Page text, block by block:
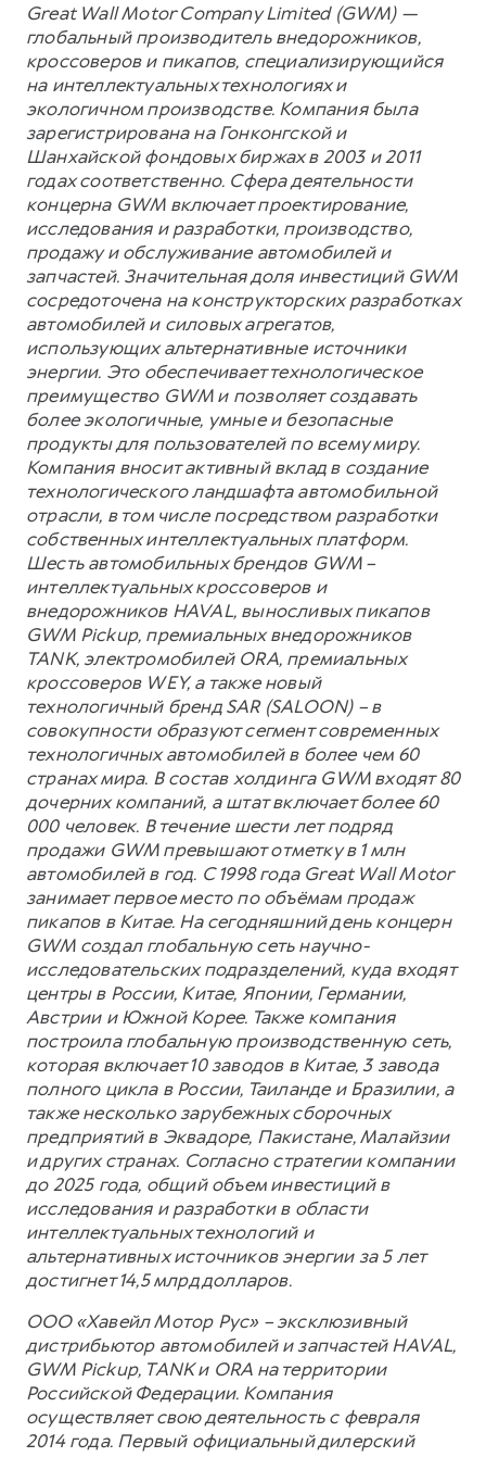
Great Wall Motor Company Limited (GWM) —
глобальный производитель внедорожников,
кроссоверов и пикапов, специализирующийся
на интеллектуальных технологиях и
экологичном производстве. Компания была
зарегистрирована на Гонконгской и
Шанхайской фондовых биржах в 2003 и 2011
годах соответственно. Сфера деятельности
концерна GWM включает проектирование,
исследования и разработки, производство,
продажу и обслуживание автомобилей и
запчастей. Значительная доля инвестиций GWM
сосредоточена на конструкторских разработках
автомобилей и силовых агрегатов,
использующих альтернативные источники
энергии. Это обеспечивает технологическое
преимущество GWM и позволяет создавать
более экологичные, умные и безопасные
продукты для пользователей по всему миру.
Компания вносит активный вклад в создание
технологического ландшафта автомобильной
отрасли, в том числе посредством разработки
собственных интеллектуальных платформ.
Шесть автомобильных брендов GWM –
интеллектуальных кроссоверов и
внедорожников HAVAL, выносливых пикапов
GWM Pickup, премиальных внедорожников
TANK, электромобилей ORA, премиальных
кроссоверов WEY, а также новый
технологичный бренд SAR (SALOON) – в
совокупности образуют сегмент современных
технологичных автомобилей в более чем 60
странах мира. В состав холдинга GWM входят 80
дочерних компаний, а штат включает более 60
000 человек. В течение шести лет подряд
продажи GWM превышают отметку в 1 млн
автомобилей в год. С 1998 года Great Wall Motor
занимает первое место по объёмам продаж
пикапов в Китае. На сегодняшний день концерн
GWM создал глобальную сеть научно-
исследовательских подразделений, куда входят
центры в России, Китае, Японии, Германии,
Австрии и Южной Корее. Также компания
построила глобальную производственную сеть,
которая включает 10 заводов в Китае, 3 завода
полного цикла в России, Таиланде и Бразилии, а
также несколько зарубежных сборочных
предприятий в Эквадоре, Пакистане, Малайзии
и других странах. Согласно стратегии компании
до 2025 года, общий объем инвестиций в
исследования и разработки в области
интеллектуальных технологий и
альтернативных источников энергии за 5 лет
достигнет 14,5 млрд долларов.
ООО «Хавейл Мотор Рус» – эксклюзивный
дистрибьютор автомобилей и запчастей HAVAL,
GWM Pickup, TANK и ORA на территории
Российской Федерации. Компания
осуществляет свою деятельность с февраля
2014 года. Первый официальный дилерский